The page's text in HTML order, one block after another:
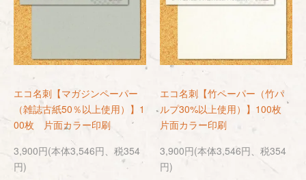
エコ名刺【マガジンペーパー
（雑誌古紙50％以上使用）】1
00枚 片面カラー印刷
3,900円(本体3,546円、税354
円)
エコ名刺【竹ペーパー（竹パ
ルプ30%以上使用）】100枚
片面カラー印刷
3,900円(本体3,546円、税354
円)